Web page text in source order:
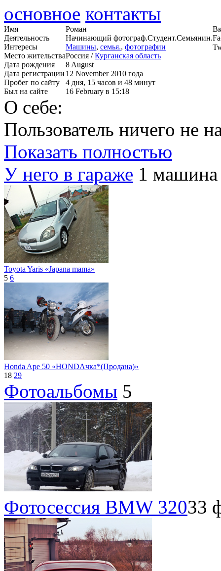
основное контакты
Имя
Роман
Деятельность
Начинающий фотограф.Студент.Семьянин.
Интересы
Машины, семья., фотографии
Место жительстваРоссия /Курганская область
Дата рождения
8 August
Дата регистрации 12 November 2010 года
Пробег по сайту
4 дня, 15 часов и 48 минут
Был на сайте
16 February в 15:18
О себе:
Пользователь ничего не
Показать полностью
У него в гараже 1 машина
Toyota Yaris «Japana mama»
5 6
Honda Ape 50 «HONDAчка*(Продана)»
18 29
Фотоальбомы 5
Фотосессия BMW 32033